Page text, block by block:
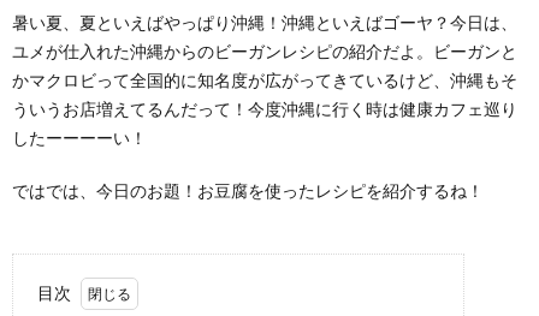
暑い夏、夏といえばやっぱり沖縄！沖縄といえばゴーヤ？今日は、
ユメが仕入れた沖縄からのビーガンレシピの紹介だよ。ビーガンと
かマクロビって全国的に知名度が広がってきているけど、沖縄もそ
ういうお店増えてるんだって！今度沖縄に行く時は健康カフェ巡り
したーーーーい！
ではでは、今日のお題！お豆腐を使ったレシピを紹介するね！
目次